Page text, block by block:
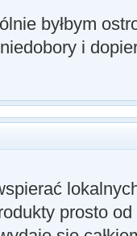
byłbym
i
prosto